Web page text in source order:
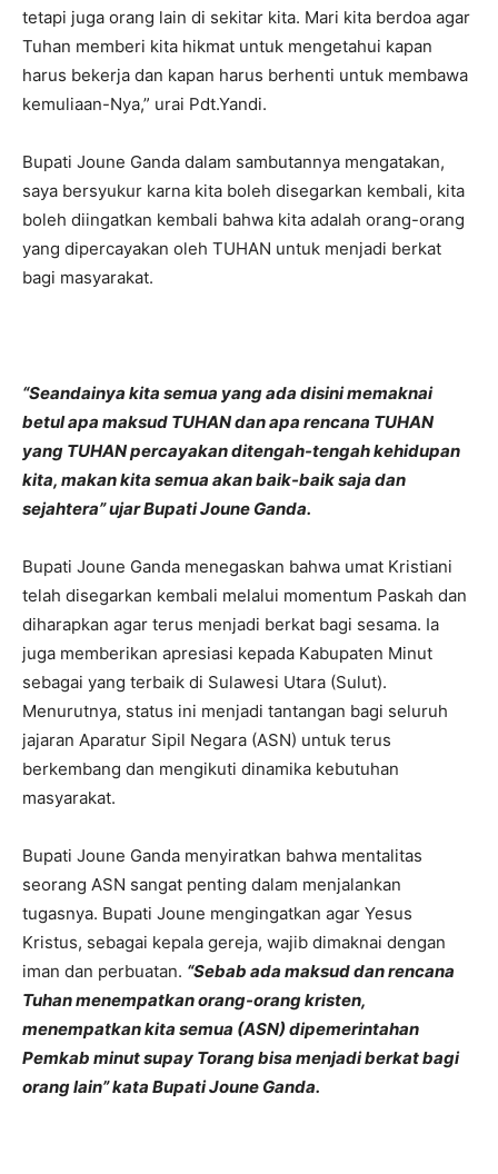
tetapi juga orang lain di sekitar kita. Mari kita berdoa agar
Tuhan memberi kita hikmat untuk mengetahui kapan
harus bekerja dan kapan harus berhenti untuk membawa
kemuliaan-Nya,” urai Pdt.Yandi.
Bupati Joune Ganda dalam sambutannya mengatakan,
saya bersyukur karna kita boleh disegarkan kembali, kita
boleh diingatkan kembali bahwa kita adalah orang-orang
yang dipercayakan oleh TUHAN untuk menjadi berkat
bagi masyarakat.
“Seandainya kita semua yang ada disini memaknai
betul apa maksud TUHAN dan apa rencana TUHAN
yang TUHAN percayakan ditengah-tengah kehidupan
kita, makan kita semua akan baik-baik saja dan
sejahtera” ujar Bupati Joune Ganda.
Bupati Joune Ganda menegaskan bahwa umat Kristiani
telah disegarkan kembali melalui momentum Paskah dan
diharapkan agar terus menjadi berkat bagi sesama. Ia
juga memberikan apresiasi kepada Kabupaten Minut
sebagai yang terbaik di Sulawesi Utara (Sulut).
Menurutnya, status ini menjadi tantangan bagi seluruh
jajaran Aparatur Sipil Negara (ASN) untuk terus
berkembang dan mengikuti dinamika kebutuhan
masyarakat.
Bupati Joune Ganda menyiratkan bahwa mentalitas
seorang ASN sangat penting dalam menjalankan
tugasnya. Bupati Joune mengingatkan agar Yesus
Kristus, sebagai kepala gereja, wajib dimaknai dengan
iman dan perbuatan. “Sebab ada maksud dan rencana
Tuhan menempatkan orang-orang kristen,
menempatkan kita semua (ASN) dipemerintahan
Pemkab minut supay Torang bisa menjadi berkat bagi
orang lain” kata Bupati Joune Ganda.